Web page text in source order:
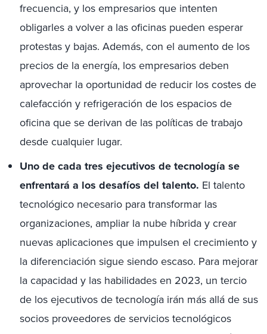
frecuencia, y los empresarios que intenten
obligarles a volver a las oficinas pueden esperar
protestas y bajas. Además, con el aumento de los
precios de la energía, los empresarios deben
aprovechar la oportunidad de reducir los costes de
calefacción y refrigeración de los espacios de
oficina que se derivan de las políticas de trabajo
desde cualquier lugar.
Uno de cada tres ejecutivos de tecnología se
enfrentará a los desafíos del talento. El talento
tecnológico necesario para transformar las
organizaciones, ampliar la nube híbrida y crear
nuevas aplicaciones que impulsen el crecimiento y
la diferenciación sigue siendo escaso. Para mejorar
la capacidad y las habilidades en 2023, un tercio
de los ejecutivos de tecnología irán más allá de sus
socios proveedores de servicios tecnológicos